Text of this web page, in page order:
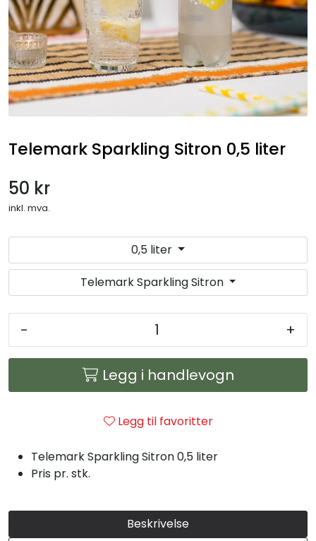
Telemark Sparkling Sitron 0,5 liter
50 kr
inkl. mva.
0,5 liter
Telemark Sparkling Sitron
- +
Legg i handlevogn
Legg til favoritter
Telemark Sparkling Sitron 0,5 liter
Pris pr. stk.
Beskrivelse
Gryteretter
Overtidsmat
Koldtbord
Selskapsmeny
Firmalunsj
Bestselgere